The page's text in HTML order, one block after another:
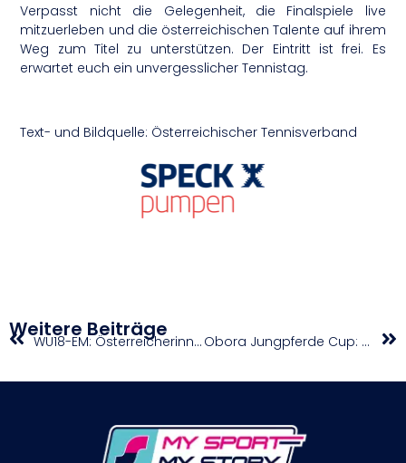
Verpasst nicht die Gelegenheit, die Finalspiele live
mitzuerleben und die österreichischen Talente auf ihrem
Weg zum Titel zu unterstützen. Der Eintritt ist frei. Es
erwartet euch ein unvergesslicher Tennistag.
Text- und Bildquelle: Österreichischer Tennisverband
Weitere Beiträge WU18-EM: Österreicherinnen verlieren vorletztes Spiel knapp Obora Jungpferde Cup: Heim-Triumph für Englbrecht – Kazda ebenfalls erfolgreich